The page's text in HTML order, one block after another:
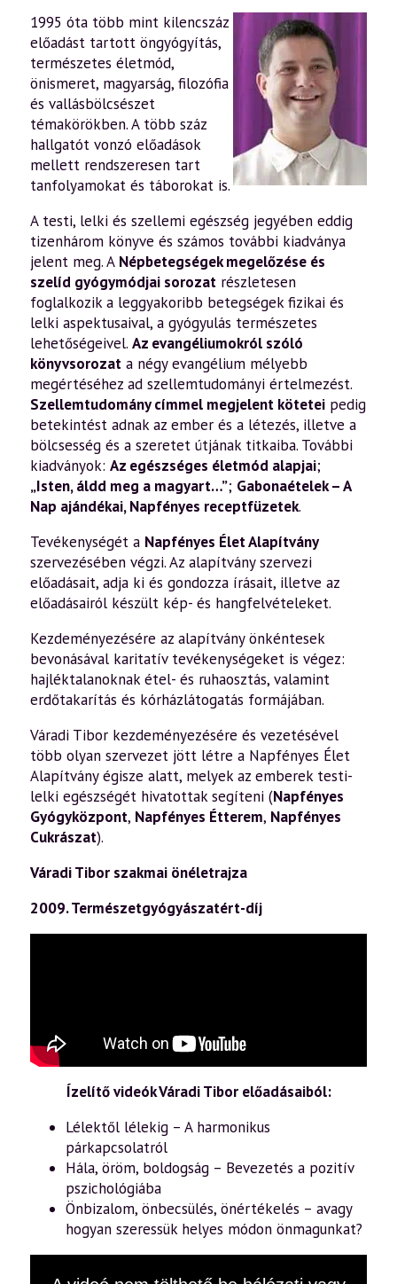
1995 óta több mint kilencszáz
előadást tartott öngyógyítás,
természetes életmód,
önismeret, magyarság, filozófia
és vallásbölcsészet
témakörökben. A több száz
hallgatót vonzó előadások
mellett rendszeresen tart
tanfolyamokat és táborokat is.
A testi, lelki és szellemi egészség jegyében eddig
tizenhárom könyve és számos további kiadványa
jelent meg. A Népbetegségek megelőzése és
szelíd gyógymódjai sorozat részletesen
foglalkozik a leggyakoribb betegségek fizikai és
lelki aspektusaival, a gyógyulás természetes
lehetőségeivel. Az evangéliumokról szóló
könyvsorozat a négy evangélium mélyebb
megértéséhez ad szellemtudományi értelmezést.
Szellemtudomány címmel megjelent kötetei pedig
betekintést adnak az ember és a létezés, illetve a
bölcsesség és a szeretet útjának titkaiba. További
kiadványok: Az egészséges életmód alapjai;
„Isten, áldd meg a magyart…”; Gabonaételek – A
Nap ajándékai,Napfényes receptfüzetek.
Tevékenységét a Napfényes Élet Alapítvány
szervezésében végzi. Az alapítvány szervezi
előadásait, adja ki és gondozza írásait, illetve az
előadásairól készült kép- és hangfelvételeket.
Kezdeményezésére az alapítvány önkéntesek
bevonásával karitatív tevékenységeket is végez:
hajléktalanoknak étel- és ruhaosztás, valamint
erdőtakarítás és kórházlátogatás formájában.
Váradi Tibor kezdeményezésére és vezetésével
több olyan szervezet jött létre a Napfényes Élet
Alapítvány égisze alatt, melyek az emberek testi-
lelki egészségét hivatottak segíteni (Napfényes
Gyógyközpont, Napfényes Étterem, Napfényes
Cukrászat).
Váradi Tibor szakmai önéletrajza
2009. Természetgyógyászatért-díj
Ízelítő videók Váradi Tibor előadásaiból:
Lélektől lélekig – A harmonikus
párkapcsolatról
Hála, öröm, boldogság – Bevezetés a pozitív
pszichológiába
Önbizalom, önbecsülés, önértékelés – avagy
hogyan szeressük helyes módon önmagunkat?